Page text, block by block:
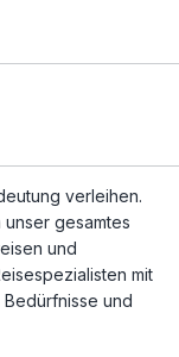
verleihen.
gesamtes
und
mit
und